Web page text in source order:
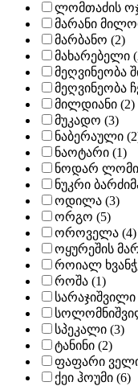
ლომთაძის
მარანი
მარბანო (2)
მახარებელი
მეღვინეობა
მეღვინეობა
მილდიანი (2)
მუკადო (3)
ნაბერაული
ნაოტარი (1)
ნოდარ
ნუკრი
ოდილა (3)
ორგო (5)
ოროველა (4)
ოყურეშის
როიალ
როშა (1)
სარაჯიშვილი
სპეკალი (3)
ტანინი (2)
ფაფარი
ქეი ჰოუმი (6)